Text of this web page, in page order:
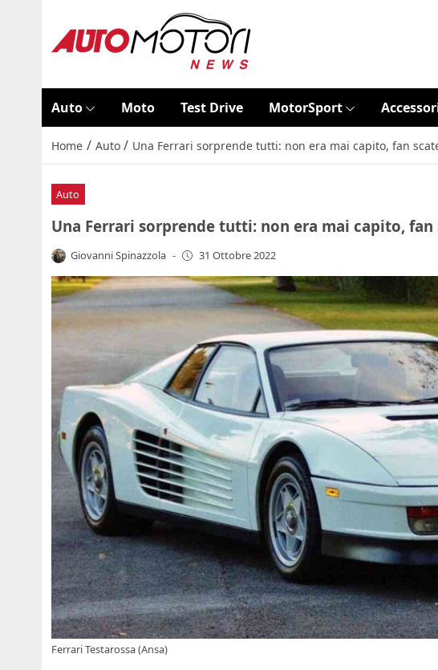
Auto Moto Test Drive MotorSport
Home / Auto / Una Ferrari sorprende tutti: non era mai capito, fan
Auto
Una Ferrari sorprende tutti: non era mai capito, fan
Giovanni Spinazzola - 31 Ottobre 2022
Ferrari Testarossa (Ansa)